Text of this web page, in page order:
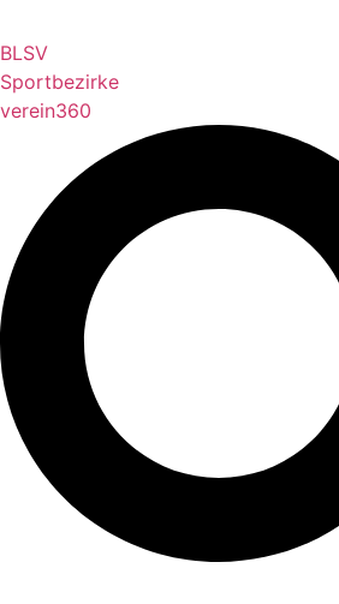
BLSV
Sportbezirke
verein360